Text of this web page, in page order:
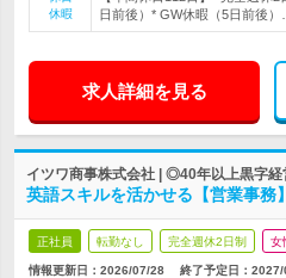
休暇
日前後）* GW休暇（5日前後）…
求人詳細を見る
イツワ商事株式会社 | ◎40年以上黒字
英語スキルを活かせる【営業事務
正社員 転勤なし 完全週休2日制 女
情報更新日：2026/07/28 終了予定日： 2027/